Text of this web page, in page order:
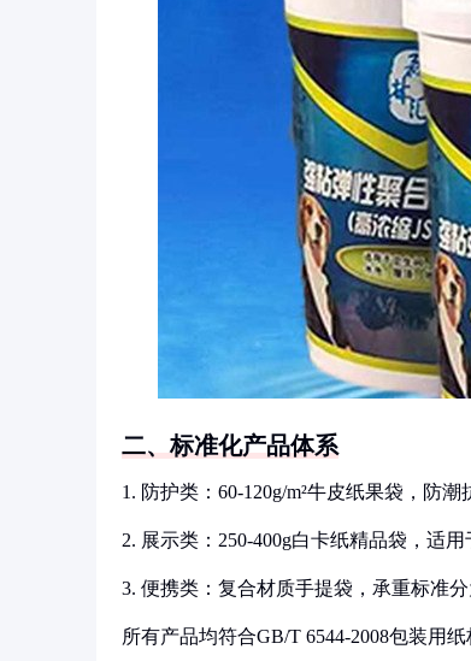
二、标准化产品体系
1. 防护类：60-120g/m²牛皮纸果袋，防潮
2. 展示类：250-400g白卡纸精品袋，适
3. 便携类：复合材质手提袋，承重标准分
所有产品均符合GB/T 6544-2008包装用